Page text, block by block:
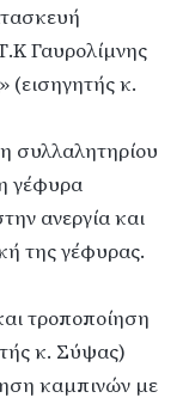
Γαυρολίμνης
(εισηγητής κ.
συλλαλητηρίου
γέφυρα
ανεργία και
της γέφυρας.
τροποποίηση
κ. Σύψας)
καμπινών με